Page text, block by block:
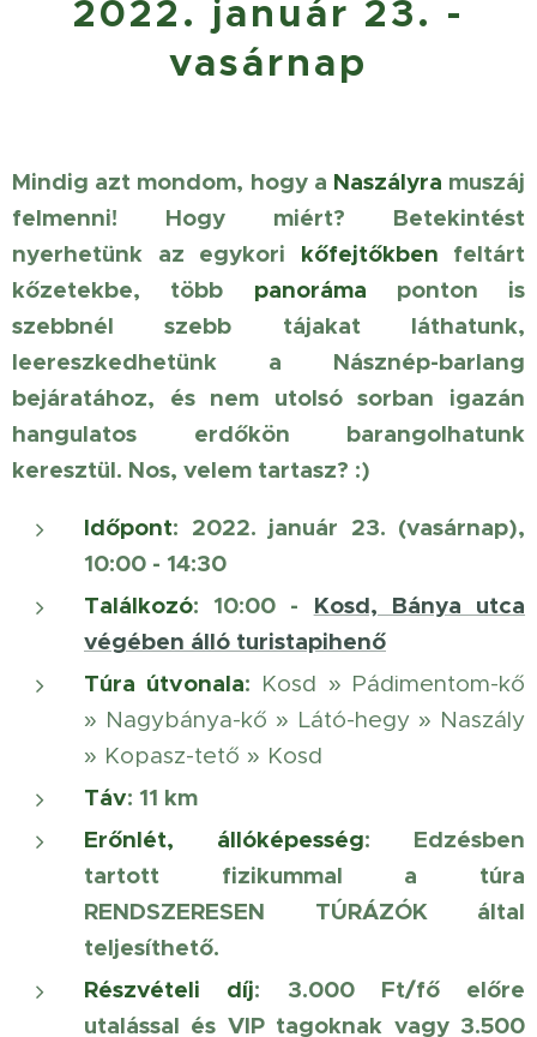
2022. január 23. -
vasárnap
Mindig azt mondom, hogy a Naszályra muszáj
felmenni! Hogy miért? Betekintést
nyerhetünk az egykori kőfejtőkben feltárt
kőzetekbe, több panoráma ponton is
szebbnél szebb tájakat láthatunk,
leereszkedhetünk a Násznép-barlang
bejáratához, és nem utolsó sorban igazán
hangulatos erdőkön barangolhatunk
keresztül. Nos, velem tartasz? :)
Időpont: 2022. január 23. (vasárnap),
10:00 - 14:30
Találkozó: 10:00 - Kosd, Bánya utca
végében álló turistapihenő
Túra útvonala: Kosd » Pádimentom-kő
» Nagybánya-kő » Látó-hegy » Naszály
» Kopasz-tető » Kosd
Táv: 11 km
Erőnlét, állóképesség: Edzésben
tartott fizikummal a túra
RENDSZERESEN TÚRÁZÓK által
teljesíthető.
Részvételi díj: 3.000 Ft/fő előre
utalással és VIP tagoknak vagy 3.500